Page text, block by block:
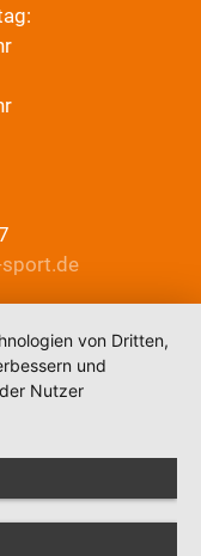
von Dritten,
und
Nutzer